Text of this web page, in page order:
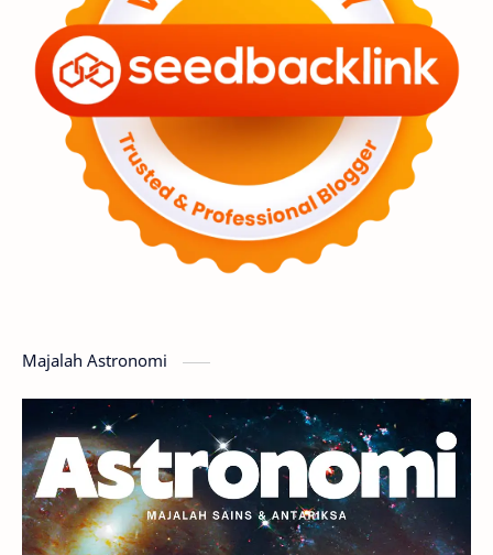
Premium Bulan
Penelitian Serba-serbi Satelit
Luar Angkasa Video Aurora
Supernova Nebula Sponsored
Featured Mars
GMT 2016
Planet Kerdil Bumi Pengetahuan
Berita Hujan Meteor Satelit Alami
Rasi Bintang Teleskop Saturnus
Majalah Astronomi